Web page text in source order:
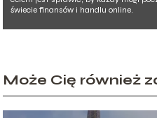
świecie finansów i handlu online.
Może Cię również